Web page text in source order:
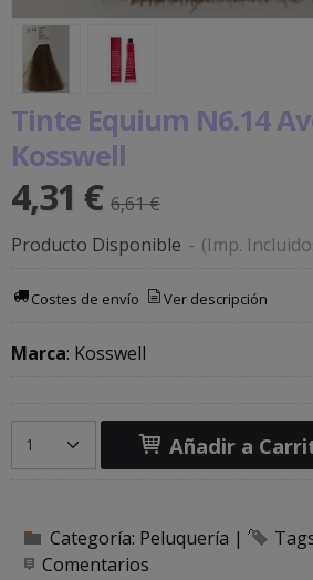
Tinte Equium N6.14
Kosswell
4,31 € 6,61 €
Producto Disponible - (Imp.
Costes de envío Ver descripción
Marca: Kosswell
Añadir a
Categoría: Peluquería |
Comentarios